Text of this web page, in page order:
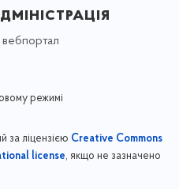
вебпортал
режимі
за ліцензією Creative Commons
license, якщо не зазначено